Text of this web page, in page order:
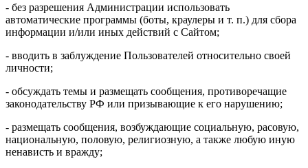
- без разрешения Администрации использовать
автоматические программы (боты, краулеры и т. п.) для сбора
информации и/или иных действий с Сайтом;
- вводить в заблуждение Пользователей относительно своей
личности;
- обсуждать темы и размещать сообщения, противоречащие
законодательству РФ или призывающие к его нарушению;
- размещать сообщения, возбуждающие социальную, расовую,
национальную, половую, религиозную, а также любую иную
ненависть и вражду;